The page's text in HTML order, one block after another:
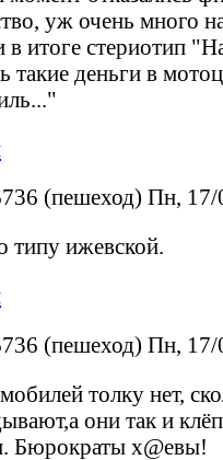
уж очень много
в итоге стериотип
такие деньги в
(пешеход) Пн, 17/
типу ижевской.
(пешеход) Пн, 17/
толку нет,
они так и
Бюрократы х@евы!